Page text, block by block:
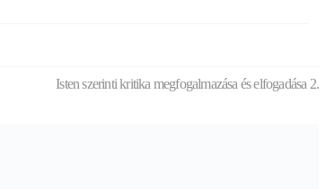
Isten szerinti kritika megfogalmazása és elfogadása 2.